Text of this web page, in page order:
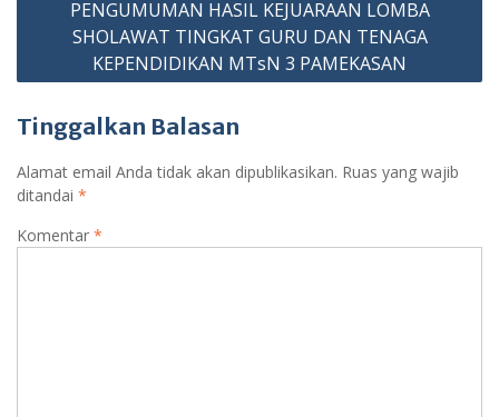
o
m
PENGUMUMAN HASIL KEJUARAAN LOMBA
SHOLAWAT TINGKAT GURU DAN TENAGA
KEPENDIDIKAN MTsN 3 PAMEKASAN
Tinggalkan Balasan
Alamat email Anda tidak akan dipublikasikan. Ruas yang wajib
ditandai *
Komentar *